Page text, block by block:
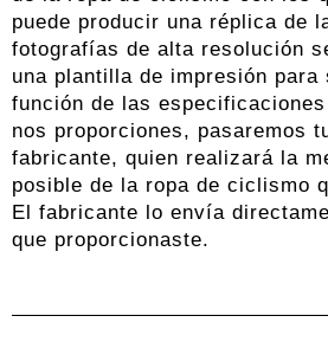
puede producir una réplica de
fotografías de alta resolución
una plantilla de impresión para
función de las
nos proporciones, pasaremos
fabricante, quien realizará la
posible de la ropa de ciclismo
El fabricante lo envía
que proporcionaste.